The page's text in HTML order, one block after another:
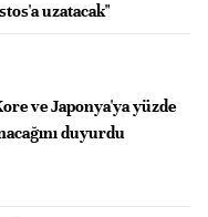
uzatacak"
ve Japonya'ya yüzde
duyurdu